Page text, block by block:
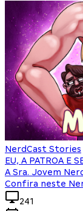
NerdCast Stories
EU, A PATROA E
A Sra. Jovem
Confira neste
241